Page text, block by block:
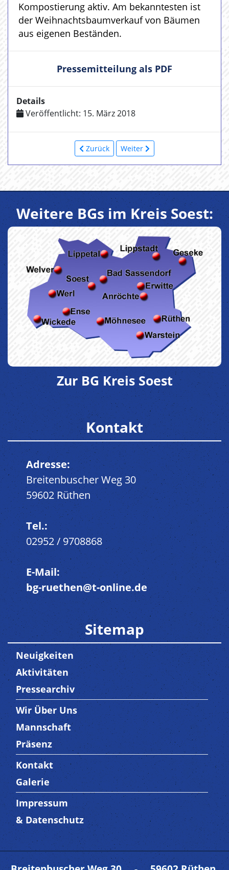
Kompostierung aktiv. Am bekanntesten ist
der Weihnachtsbaumverkauf von Bäumen
aus eigenen Beständen.
Pressemitteilung als PDF
Details
Veröffentlicht: 15. März 2018
Zurück Weiter
Weitere BGs im Kreis Soest:
Zur BG Kreis Soest
Kontakt
Adresse:
Breitenbuscher Weg 30
59602 Rüthen
Tel.:
02952 / 9708868
E-Mail:
bg-ruethen@t-online.de
Sitemap
Neuigkeiten
Aktivitäten
Pressearchiv
Trenner3
Wir Über Uns
Mannschaft
Präsenz
Trenner4
Kontakt
Galerie
Trenner 5
Impressum
& Datenschutz